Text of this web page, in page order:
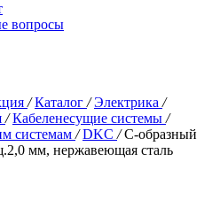
вопросы
/ Каталог / Электрика /
/ Кабеленесущие системы /
системам / DKC / С-образный
мм, нержавеющая сталь